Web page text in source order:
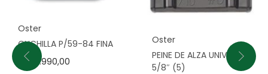
Oster
CUCHILLA P/59-84 FINA
$59.990,00
Oster
PEINE DE ALZA UNIVERSAL
5/8″ (5)